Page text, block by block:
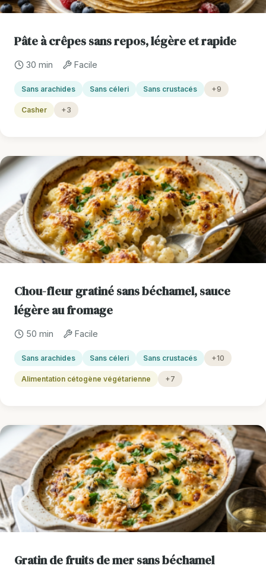
Pâte à crêpes sans repos, légère et rapide
30 min Facile
Sans arachides Sans céleri Sans crustacés +9
Casher +3
Chou-fleur gratiné sans béchamel, sauce
légère au fromage
50 min Facile
Sans arachides Sans céleri Sans crustacés +10
Alimentation cétogène végétarienne +7
Gratin de fruits de mer sans béchamel